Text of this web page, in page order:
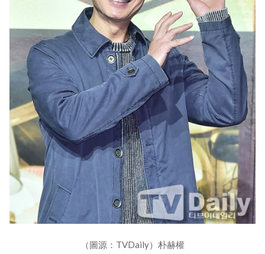
（圖源：TVDaily）朴赫權